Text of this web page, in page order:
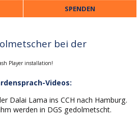
SPENDEN
bei der
Player installation!
Videos:
Dalai Lama ins CCH nach Hamburg.
werden in DGS gedolmetscht.